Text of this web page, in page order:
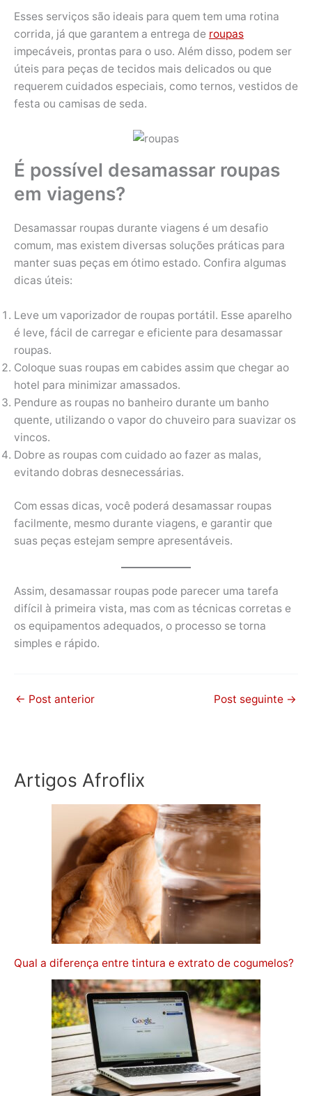
Esses serviços são ideais para quem tem uma rotina
corrida, já que garantem a entrega de roupas
impecáveis, prontas para o uso. Além disso, podem ser
úteis para peças de tecidos mais delicados ou que
requerem cuidados especiais, como ternos, vestidos de
festa ou camisas de seda.
É possível desamassar roupas
em viagens?
Desamassar roupas durante viagens é um desafio
comum, mas existem diversas soluções práticas para
manter suas peças em ótimo estado. Confira algumas
dicas úteis:
Leve um vaporizador de roupas portátil. Esse aparelho
é leve, fácil de carregar e eficiente para desamassar
roupas.
Coloque suas roupas em cabides assim que chegar ao
hotel para minimizar amassados.
Pendure as roupas no banheiro durante um banho
quente, utilizando o vapor do chuveiro para suavizar os
vincos.
Dobre as roupas com cuidado ao fazer as malas,
evitando dobras desnecessárias.
Com essas dicas, você poderá desamassar roupas
facilmente, mesmo durante viagens, e garantir que
suas peças estejam sempre apresentáveis.
Assim, desamassar roupas pode parecer uma tarefa
difícil à primeira vista, mas com as técnicas corretas e
os equipamentos adequados, o processo se torna
simples e rápido.
← Post anterior Post seguinte →
Artigos Afroflix
Qual a diferença entre tintura e extrato de cogumelos?